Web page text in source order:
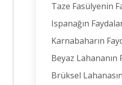
Taze Fasülyenin
Ispanağın
Karnabaharın
Beyaz Lahananın
Brüksel